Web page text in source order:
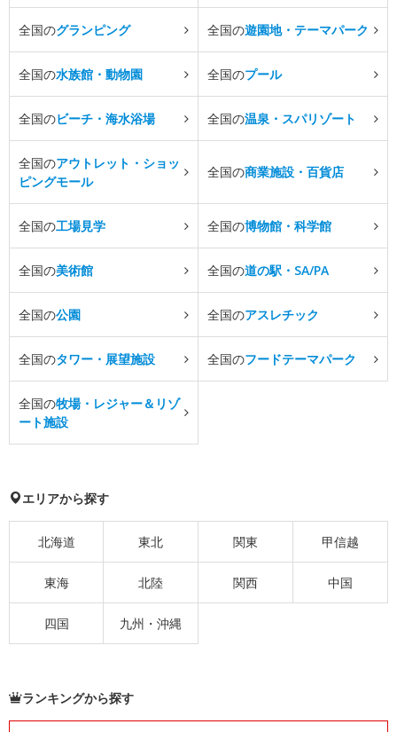
全国のグランピング 全国の遊園地・テーマパーク
全国の水族館・動物園 全国のプール
全国のビーチ・海水浴場 全国の温泉・スパリゾート
全国のアウトレット・ショッ
ピングモール
全国の商業施設・百貨店
全国の工場見学 全国の博物館・科学館
全国の美術館 全国の道の駅・SA/PA
全国の公園 全国のアスレチック
全国のタワー・展望施設 全国のフードテーマパーク
全国の牧場・レジャー＆リゾ
ート施設
エリアから探す
北海道 東北 関東 甲信越
東海 北陸 関西 中国
四国 九州・沖縄
ランキングから探す